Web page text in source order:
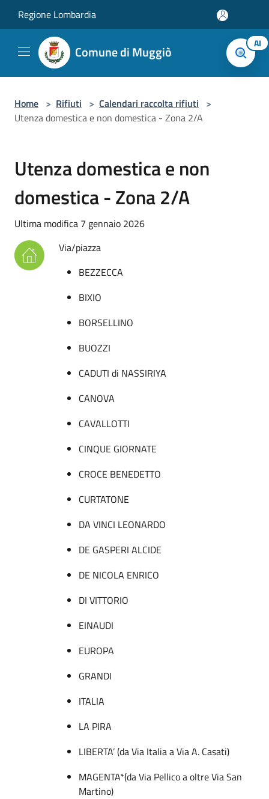
Regione Lombardia
Comune di Muggiò AI
Home > Rifiuti > Calendari raccolta rifiuti >
Utenza domestica e non domestica - Zona 2/A
Utenza domestica e non
domestica - Zona 2/A
Ultima modifica 7 gennaio 2026
Via/piazza
BEZZECCA
BIXIO
BORSELLINO
BUOZZI
CADUTI di NASSIRIYA
CANOVA
CAVALLOTTI
CINQUE GIORNATE
CROCE BENEDETTO
CURTATONE
DA VINCI LEONARDO
DE GASPERI ALCIDE
DE NICOLA ENRICO
DI VITTORIO
EINAUDI
EUROPA
GRANDI
ITALIA
LA PIRA
LIBERTA’ (da Via Italia a Via A. Casati)
MAGENTA*(da Via Pellico a oltre Via San
Martino)